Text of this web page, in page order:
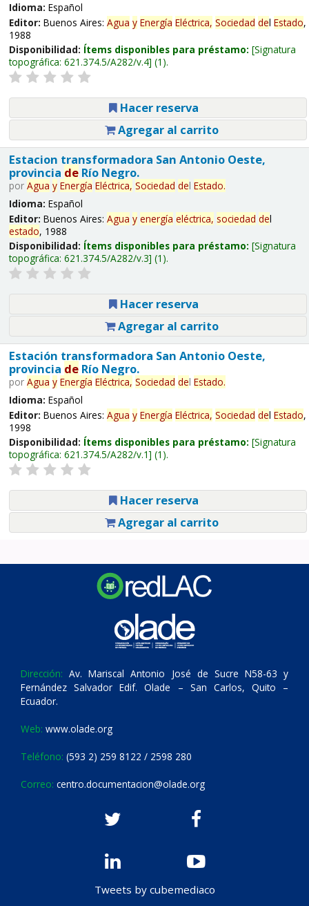
Idioma: Español
Editor: Buenos Aires: Agua y Energía Eléctrica, Sociedad del Estado,
1988
Disponibilidad: Ítems disponibles para préstamo: Signatura
topográfica: 621.374.5/A282/v.4 (1).
Hacer reserva
Agregar al carrito
Estacion transformadora San Antonio Oeste,
provincia deRío Negro.
por Agua y Energía Eléctrica, Sociedad del Estado.
Idioma: Español
Editor: Buenos Aires: Agua y energía eléctrica, sociedad del
estado, 1988
Disponibilidad: Ítems disponibles para préstamo: Signatura
topográfica: 621.374.5/A282/v.3 (1).
Hacer reserva
Agregar al carrito
Estación transformadora San Antonio Oeste,
provincia deRío Negro.
por Agua y Energía Eléctrica, Sociedad del Estado.
Idioma: Español
Editor: Buenos Aires: Agua y Energía Eléctrica, Sociedad del Estado,
1998
Disponibilidad: Ítems disponibles para préstamo: Signatura
topográfica: 621.374.5/A282/v.1 (1).
Hacer reserva
Agregar al carrito
Dirección: Av. Mariscal Antonio José de Sucre N58-63 y
Fernández Salvador Edif. Olade – San Carlos, Quito –
Ecuador.
Web: www.olade.org
Teléfono: (593 2) 259 8122 / 2598 280
Correo: centro.documentacion@olade.org
Tweets by cubemediaco